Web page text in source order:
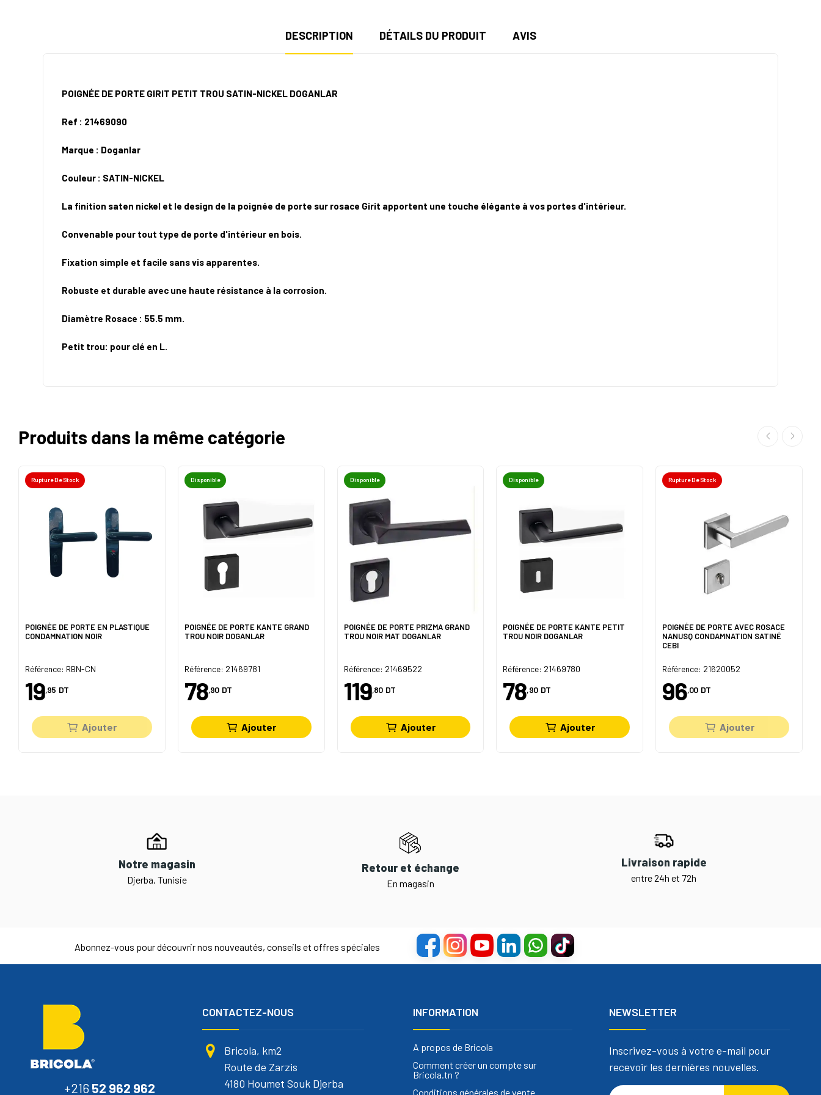
DESCRIPTION DÉTAILS DU PRODUIT AVIS
POIGNÉE DE PORTE GIRIT PETIT TROU SATIN-NICKEL DOGANLAR
Ref : 21469090
Marque : Doganlar
Couleur : SATIN-NICKEL
La finition saten nickel et le design de la poignée de porte sur rosace Girit apportent une touche élégante à vos portes d'intérieur.
Convenable pour tout type de porte d'intérieur en bois.
Fixation simple et facile sans vis apparentes.
Robuste et durable avec une haute résistance à la corrosion.
Diamètre Rosace : 55.5 mm.
Petit trou: pour clé en L.
Produits dans la même catégorie
Rupture De Stock
POIGNÉE DE PORTE EN PLASTIQUE
CONDAMNATION NOIR
Référence: RBN-CN
19,95 DT
Ajouter
Disponible
POIGNÉE DE PORTE KANTE GRAND
TROU NOIR DOGANLAR
Référence: 21469781
78,90 DT
Ajouter
Disponible
POIGNÉE DE PORTE PRIZMA GRAND
TROU NOIR MAT DOGANLAR
Référence: 21469522
119,80 DT
Ajouter
Disponible
POIGNÉE DE PORTE KANTE PETIT
TROU NOIR DOGANLAR
Référence: 21469780
78,90 DT
Ajouter
Rupture De Stock
POIGNÉE DE PORTE AVEC ROSACE
NANUSQ CONDAMNATION SATINÉ
CEBI
Référence: 21620052
96,00 DT
Ajouter
Notre magasin
Djerba, Tunisie
Retour et échange
En magasin
Livraison rapide
entre 24h et 72h
Abonnez-vous pour découvrir nos nouveautés, conseils et offres spéciales
+216 52 962 962
CONTACTEZ-NOUS
Bricola, km2
Route de Zarzis
4180 Houmet Souk Djerba
INFORMATION
A propos de Bricola
Comment créer un compte sur
Bricola.tn ?
Conditions générales de vente
NEWSLETTER
Inscrivez-vous à votre e-mail pour
recevoir les dernières nouvelles.